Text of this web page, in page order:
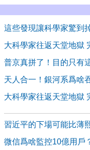
這些發現讓科學家驚到
大科學家往返天堂地獄
普京真拼了！目的只有
天人合一！銀河系爲啥
大科學家往返天堂地獄
習近平的下場可能比薄
微信爲啥監控10億用戶